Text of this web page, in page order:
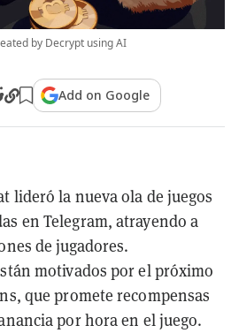
by Decrypt using AI
Add on Google
lideró la nueva ola de juegos
en Telegram, atrayendo a
de jugadores.
motivados por el próximo
que promete recompensas
por hora en el juego.